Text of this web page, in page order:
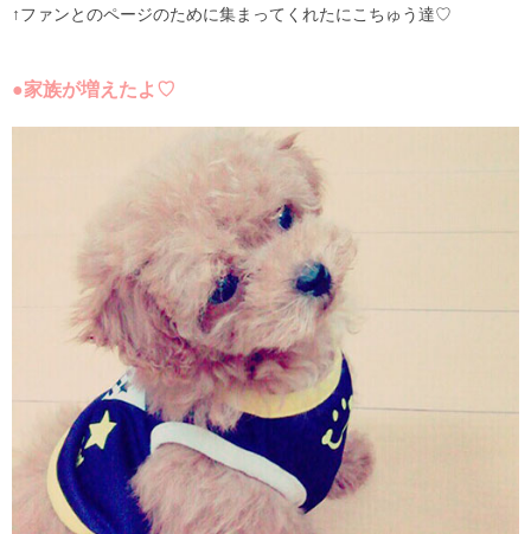
↑ファンとのページのために集まってくれたにこちゅう達♡
●家族が増えたよ♡